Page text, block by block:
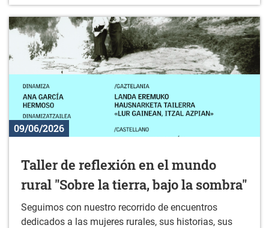
09/06/2026
Taller de reflexión en el mundo
rural "Sobre la tierra, bajo la sombra"
Seguimos con nuestro recorrido de encuentros
dedicados a las mujeres rurales, sus historias, sus